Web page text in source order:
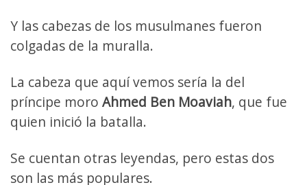
Y las cabezas de los musulmanes fueron
colgadas de la muralla.
La cabeza que aquí vemos sería la del
príncipe moro Ahmed Ben Moaviah, que fue
quien inició la batalla.
Se cuentan otras leyendas, pero estas dos
son las más populares.